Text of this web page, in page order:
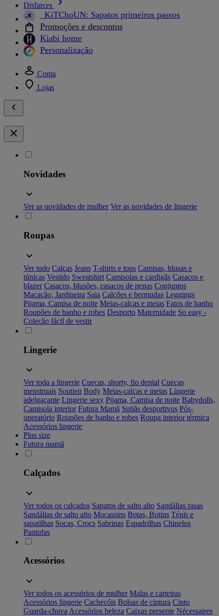
Disfarces
_KiTChoUN: Sapatos primeiros passos
Promoções e descontos
Kiabi home
Personalização
Conta
Lojas
Novidades
Ver as novidades de mulher Ver as novidades de lingerie
Roupas
Ver tudo Calças Jeans T-shirts e tops Camisas, blusas e
túnicas Vestido Sweatshirt Camisolas e cardigãs Casacos e
blazer Casacos, blusões, casacos de penas Conjuntos
Macacão, Jardineira Saia Calções e bermudas Leggings
Pijama, Camisa de noite Meias-calças e meias Fatos de banho
Roupões de banho e robes Desporto Maternidade So easy -
Coleção fácil de vestir
Lingerie
Ver toda a lingerie Cuecas, shorty, fio dental Cuecas
menstruais Soutien Body Meias-calças e meias Lingerie
adelgaçante Lingerie sexy Pijama, Camisa de noite Babydolls,
Camisola interior Futura Mamã Sutiãs desportivos Pós-
operatório Roupões de banho e robes Roupa interior térmica
Acessórios lingerie
Plus size
Futura mamã
Calçados
Ver todos os calçados Sapatos de salto alto Sandálias rasas
Sandálias de salto alto Mocassins Botas, Botins Ténis e
sapatilhas Socas, Crocs Sabrinas Espadrilhas Chinelos
Pantufas
Acessórios
Ver todos os acessórios de mulher Malas e carteiras
Acessórios lingerie Cachecóis Bolsas de cintura Cinto
Guarda-chuva Acessórios beleza Caixas presente Nécessaires